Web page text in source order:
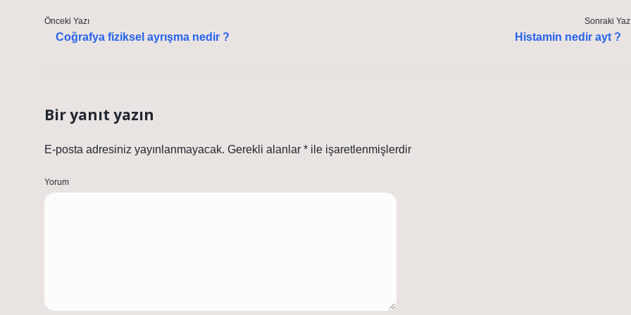
Önceki Yazı
Coğrafya fiziksel ayrışma nedir ?
Sonraki
Histamin nedir ayt ?
Bir yanıt yazın
E-posta adresiniz yayınlanmayacak. Gerekli alanlar * ile işaretlenmişlerdir
Yorum